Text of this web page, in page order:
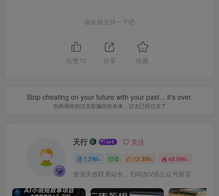
喜欢就支持一下吧
点赞 10 分享 收藏
Stop cheating on your future with your past... it's over.
别再用你的过去欺骗你的未来，过去已经过去了
天行 关注
1.2W+ 0 12.3W+ 46.9W+
资源失效联系站长，扫码加V或公众号留言